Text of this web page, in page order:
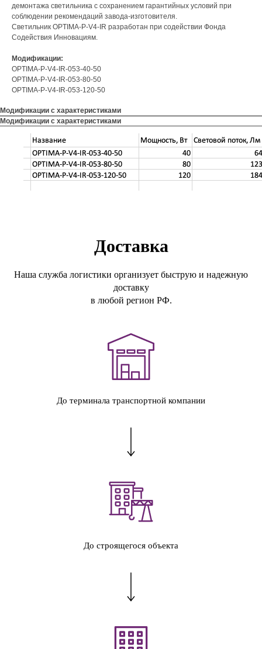
демонтажа светильника с сохранением гарантийных условий при
соблюдении рекомендаций завода-изготовителя.
Светильник OPTIMA-P-V4-IR разработан при содействии Фонда
Содействия Инновациям.
Модификации:
OPTIMA-P-V4-IR-053-40-50
OPTIMA-P-V4-IR-053-80-50
OPTIMA-P-V4-IR-053-120-50
Модификации с характеристиками
Модификации с характеристиками
Доставка
Наша служба логистики организует быструю и надежную
доставку
в любой регион РФ.
До терминала транспортной компании
До строящегося объекта